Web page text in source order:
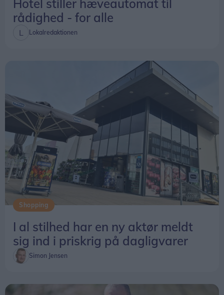
Hotel stiller hæveautomat til
rådighed - for alle
Lokalredaktionen
Shopping
I al stilhed har en ny aktør meldt
sig ind i priskrig på dagligvarer
Simon Jensen